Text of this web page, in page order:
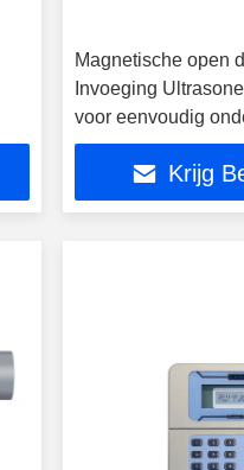
Magnetische open
Invoeging
voor eenvoudig
Krijg